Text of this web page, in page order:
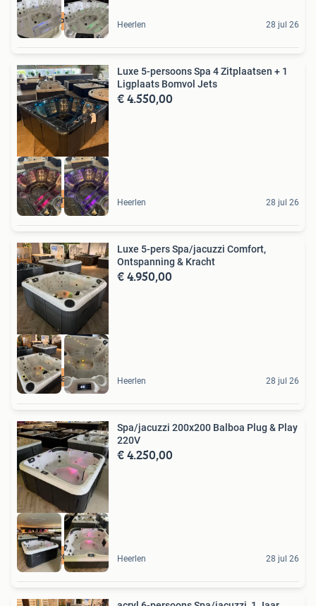
Luxe 5-Persoons Heerlen 28 jul 26
Luxe Bomvol jets
Luxe 5-persoons Spa 4 Zitplaatsen + 1
Ligplaats Bomvol Jets
€ 4.550,00
Heerlen 28 jul 26
Luxe spa jacuzzi
Luxe 5-pers Spa/jacuzzi Comfort,
Ontspanning & Kracht
€ 4.950,00
Heerlen 28 jul 26
Luxe comfort
Spa/jacuzzi 200x200 Balboa Plug & Play
220V
€ 4.250,00
Heerlen 28 jul 26